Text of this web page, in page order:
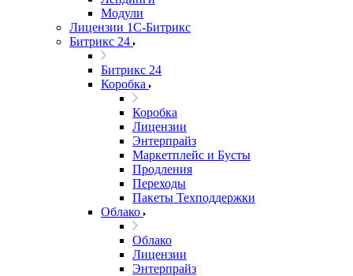
Модули
Лицензии 1С-Битрикс
Битрикс 24
Битрикс 24
Коробка
Коробка
Лицензии
Энтерпрайз
Маркетплейс и Бусты
Продления
Переходы
Пакеты Техподдержки
Облако
Облако
Лицензии
Энтерпрайз